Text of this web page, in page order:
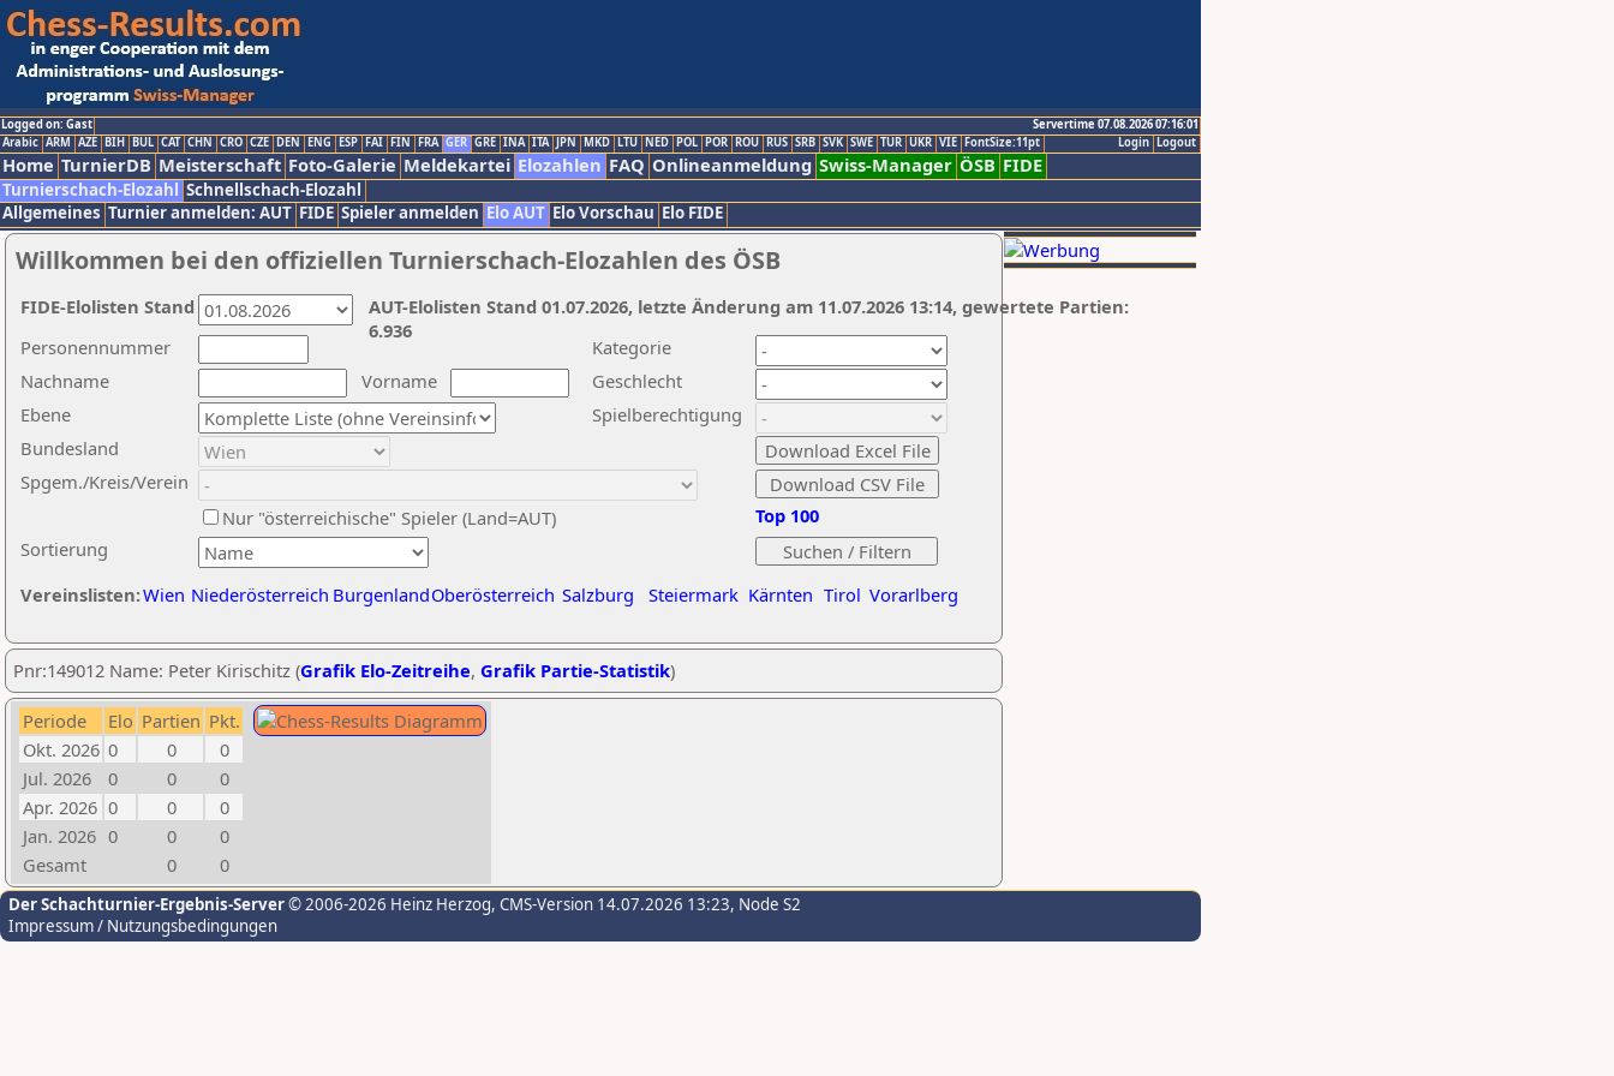
Logged on: Gast
Servertime 07.08.2026 07:16:01
Logout
Login
Arabic ARM AZE BIH BUL CAT CHN CRO CZE DEN ENG ESP FAI FIN FRA GER GRE INA ITA JPN MKD LTU NED POL POR ROU RUS SRB SVK SWE TUR UKR VIE FontSize:11pt
Home TurnierDB Meisterschaft Foto-Galerie Meldekartei Elozahlen FAQ Onlineanmeldung Swiss-Manager ÖSB FIDE
Turnierschach-Elozahl Schnellschach-Elozahl
Allgemeines Turnier anmelden: AUT FIDE Spieler anmelden Elo AUT Elo Vorschau Elo FIDE
Willkommen bei den offiziellen Turnierschach-Elozahlen des ÖSB
Nachname
Vorname
Ebene
Kategorie
Sortierung
Personennummer
Bundesland
Spgem./Kreis/Verein
Geschlecht
Nur "österreichische" Spieler (Land=AUT)
Spielberechtigung
Vereinslisten:Wien Niederösterreich BurgenlandOberösterreich Salzburg Steiermark Kärnten Tirol Vorarlberg
Top 100
AUT-Elolisten Stand 01.07.2026, letzte Änderung am 11.07.2026 13:14, gewertete Partien:
6.936
FIDE-Elolisten Stand
Pnr:149012 Name: Peter Kirischitz (Grafik Elo-Zeitreihe, Grafik Partie-Statistik)
Periode Elo Partien Pkt.
Okt. 2026 0 0
0
Jul. 2026
0 0
0
Apr. 2026 0 0
0
Jan. 2026 0 0
0
Gesamt
0 0
Der Schachturnier-Ergebnis-Server© 2006-2026 Heinz Herzog, CMS-Version 14.07.2026 13:23, Node S2
Impressum / Nutzungsbedingungen